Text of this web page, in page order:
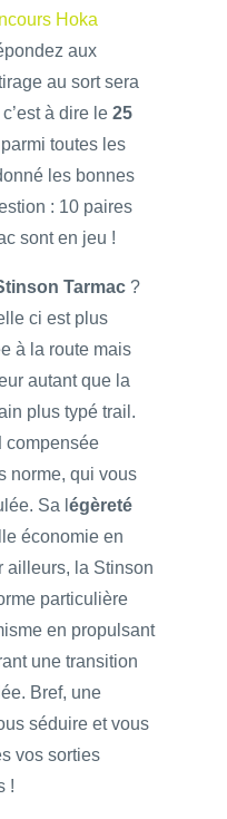
Hoka
aux
au sort sera
à dire le 25
parmi toutes les
les bonnes
: 10 paires
sont en jeu !
Tarmac ?
ci est plus
à la route mais
autant que la
plus typé trail.
compensée
norme, qui vous
Sa l égèreté
économie en
la Stinson
particulière
en propulsant
une transition
Bref, une
séduire et vous
vos sorties
!